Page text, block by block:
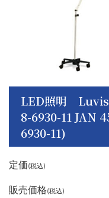
LED照明 Luvis
8-6930-11 JAN
6930-11)
定価(税込)
販売価格(税込)